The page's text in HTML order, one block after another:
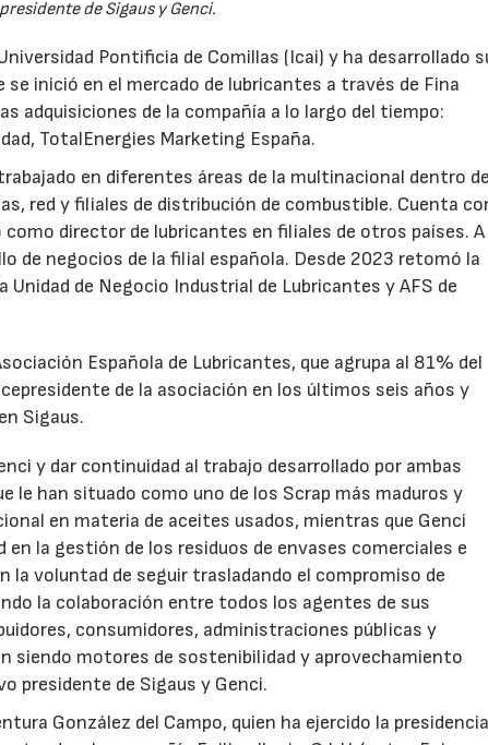
de Sigaus y Genci.
Pontificia de Comillas (Icai) y ha desarrollado
inició en el mercado de lubricantes a través de Fina
adquisiciones de la compañía a lo largo del tiempo:
TotalEnergies Marketing España.
en diferentes áreas de la multinacional dentro
red y filiales de distribución de combustible. Cuenta
director de lubricantes en filiales de otros países. A
de negocios de la filial española. Desde 2023 retomó la
de Negocio Industrial de Lubricantes y AFS de
Española de Lubricantes, que agrupa al 81% del
de la asociación en los últimos seis años y
Sigaus.
y dar continuidad al trabajo desarrollado por ambas
le han situado como uno de los Scrap más maduros y
en materia de aceites usados, mientras que Genci
la gestión de los residuos de envases comerciales e
voluntad de seguir trasladando el compromiso de
la colaboración entre todos los agentes de sus
consumidores, administraciones públicas y
siendo motores de sostenibilidad y aprovechamiento
presidente de Sigaus y Genci.
González del Campo, quien ha ejercido la presidencia